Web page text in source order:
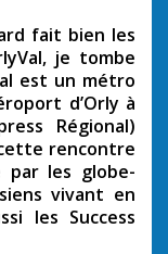
fait bien les
je tombe
est un métro
d’Orly à
Régional)
cette rencontre
par les globe-
vivant en
les Success